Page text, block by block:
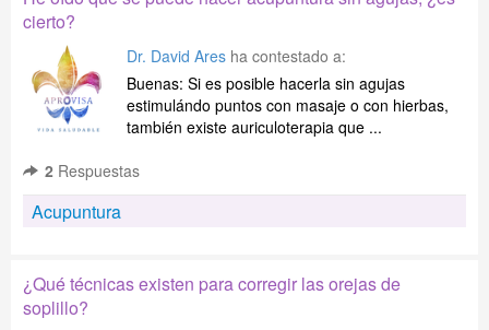
cierto?
Dr. David Ares ha contestado a:
Buenas: Si es posible hacerla sin agujas
estimulándo puntos con masaje o con hierbas,
también existe auriculoterapia que ...
2 Respuestas
Acupuntura
¿Qué técnicas existen para corregir las orejas de
soplillo?